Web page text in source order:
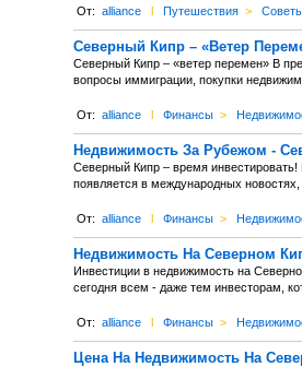
От: alliance l Путешествия >
Северный Кипр – «Ветер
Северный Кипр – «ветер перемен» В
вопросы иммиграции, покупки
От: alliance l Финансы >
Недвижимость За Рубежом -
Северный Кипр – время
появляется в международных
От: alliance l Финансы >
Недвижимость На Северном
Инвестиции в недвижимость на
сегодня всем - даже тем инвесторам,
От: alliance l Финансы >
Цена На Недвижимость На